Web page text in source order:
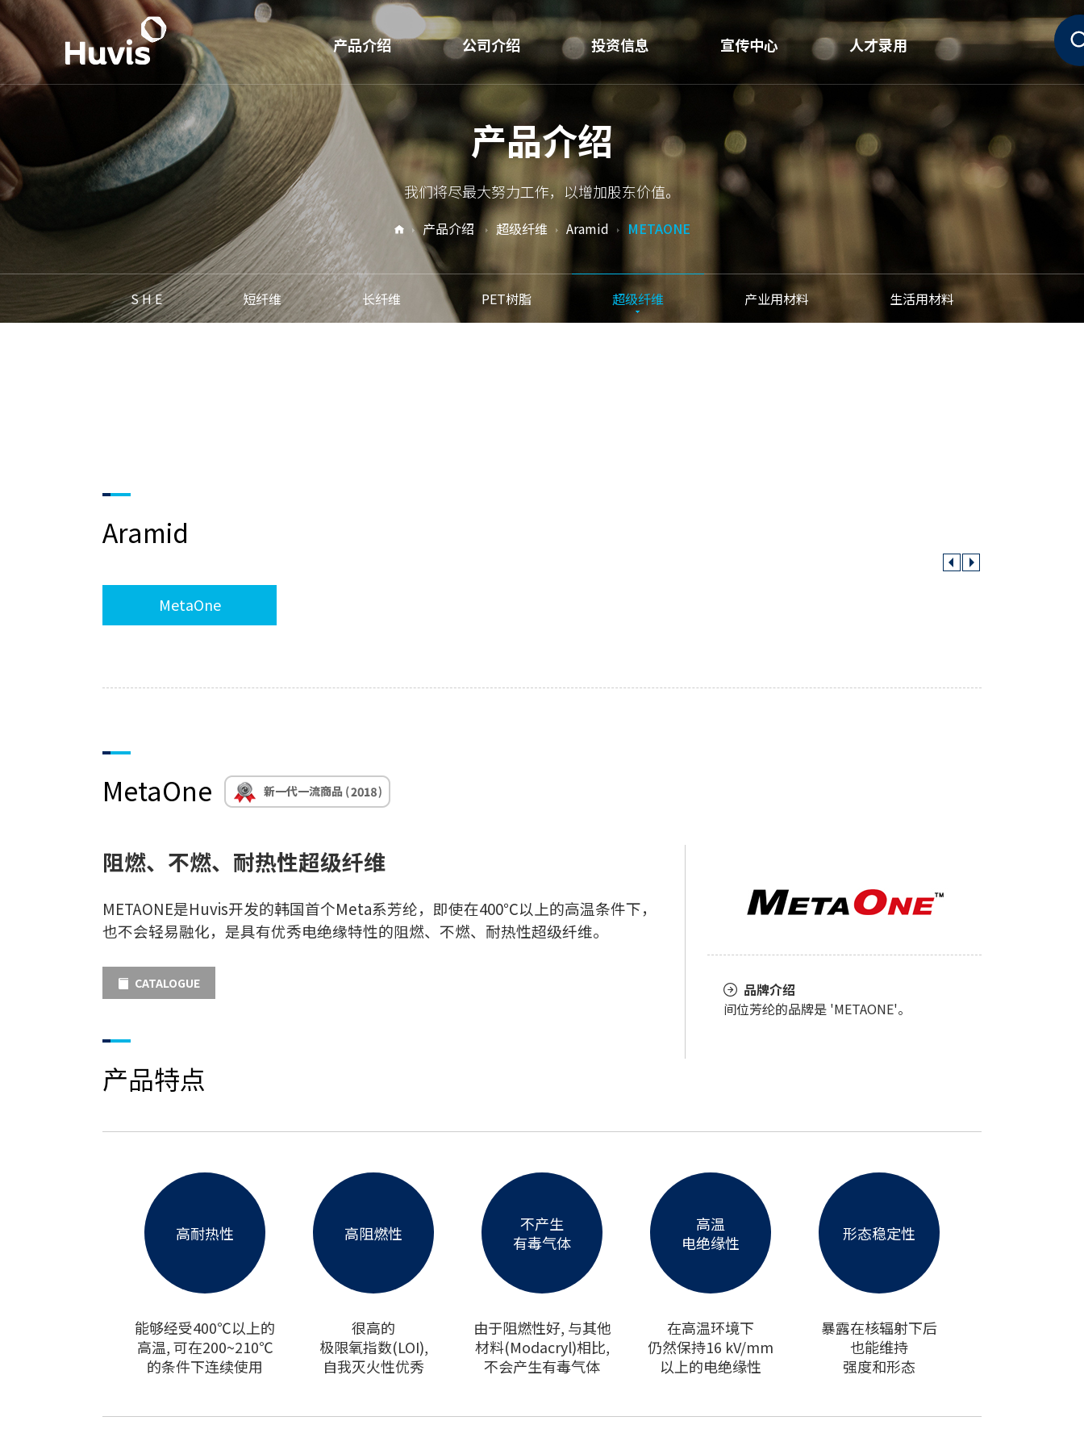
产品介绍
S H E
短纤维
PET树脂
超级纤维
产业用材料
生活用材料
公司介绍
企业信息
CEO致辞
营业场地介绍
研发
可持续经营
投资信息
经营信息
财务信息
宣传中心
新闻
宣传资料室
Huvis故事
人才录用
需要的人才
人事制度
职位介绍
产品介绍
我们将尽最大努力工作，以增加股东价值。
产品介绍 超级纤维 Aramid METAONE
S H E 短纤维 长纤维 PET树脂 超级纤维 产业用材料 生活用材料
Aramid
MetaOne
MetaOne
阻燃、不燃、耐热性超级纤维
METAONE是Huvis开发的韩国首个Meta系芳纶，即使在400℃以上的高温条件下，
也不会轻易融化，是具有优秀电绝缘特性的阻燃、不燃、耐热性超级纤维。
CATALOGUE
品牌介绍
间位芳纶的品牌是 'METAONE'。
产品特点
高耐热性
能够经受400℃以上的
高温, 可在200~210℃
的条件下连续使用
高阻燃性
很高的
极限氧指数(LOI),
自我灭火性优秀
不产生
有毒气体
由于阻燃性好, 与其他
材料(Modacryl)相比,
不会产生有毒气体
高温
电绝缘性
在高温环境下
仍然保持16 kV/mm
以上的电绝缘性
形态稳定性
暴露在核辐射下后
也能维持
强度和形态